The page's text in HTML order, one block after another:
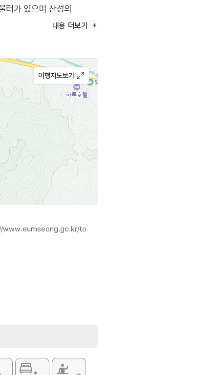
터가 있으며 산성의
었다가 조선시대에는
내용 더보기
www.eumseong.go.kr/to